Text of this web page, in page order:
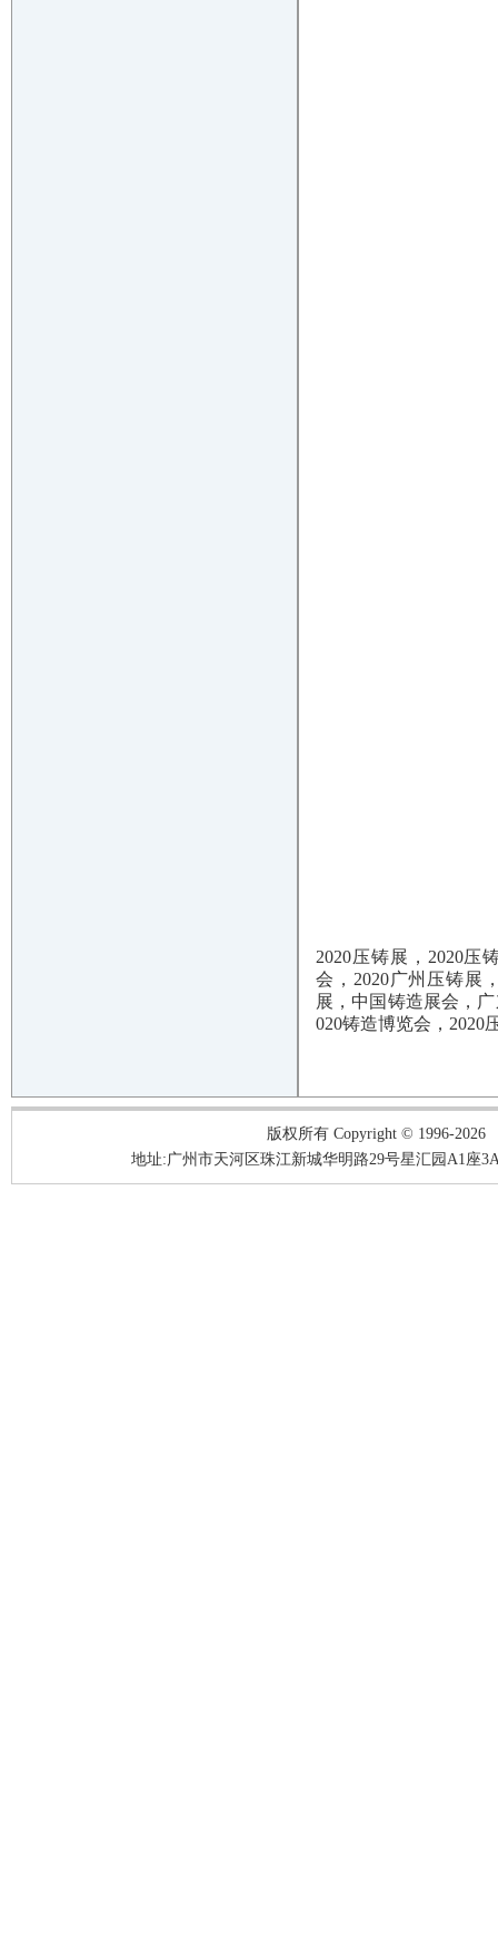
2020压铸展，2020压
会，2020广州压铸展
展，中国铸造展会，
020铸造博览会，2020
版权所有 Copyright © 1996-2026
地址:广州市天河区珠江新城华明路29号星汇园A1座